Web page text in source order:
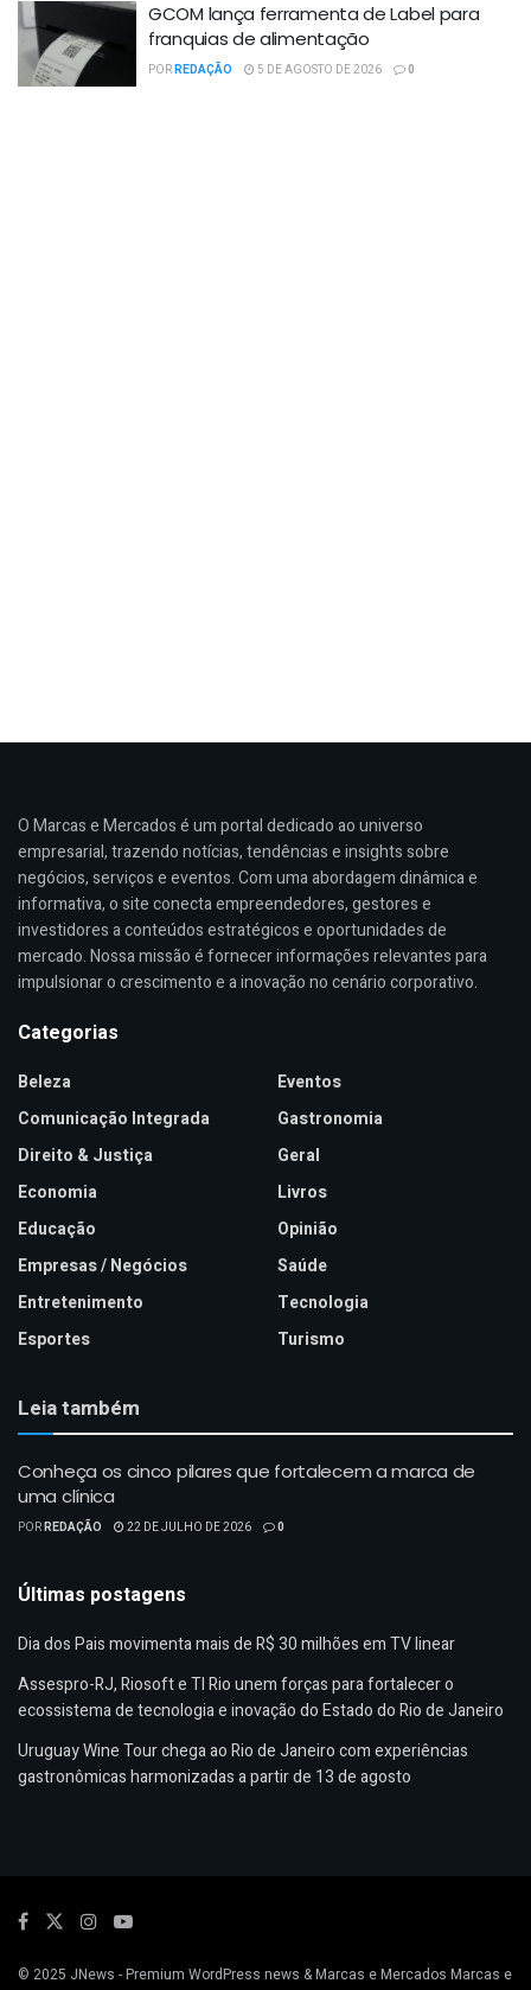
GCOM lança ferramenta de Label para
franquias de alimentação
PORREDAÇÃO 5 DE AGOSTO DE 2026 0
O Marcas e Mercados é um portal dedicado ao universo
empresarial, trazendo notícias, tendências e insights sobre
negócios, serviços e eventos. Com uma abordagem dinâmica e
informativa, o site conecta empreendedores, gestores e
investidores a conteúdos estratégicos e oportunidades de
mercado. Nossa missão é fornecer informações relevantes para
impulsionar o crescimento e a inovação no cenário corporativo.
Categorias
Beleza
Comunicação Integrada
Direito & Justiça
Economia
Educação
Empresas / Negócios
Entretenimento
Esportes
Eventos
Gastronomia
Geral
Livros
Opinião
Saúde
Tecnologia
Turismo
Leia também
Conheça os cinco pilares que fortalecem a marca de
uma clínica
PORREDAÇÃO 22 DE JULHO DE 2026 0
Últimas postagens
Dia dos Pais movimenta mais de R$ 30 milhões em TV linear
Assespro-RJ, Riosoft e TI Rio unem forças para fortalecer o
ecossistema de tecnologia e inovação do Estado do Rio de Janeiro
Uruguay Wine Tour chega ao Rio de Janeiro com experiências
gastronômicas harmonizadas a partir de 13 de agosto
© 2025 JNews - Premium WordPress news & Marcas e Mercados Marcas e